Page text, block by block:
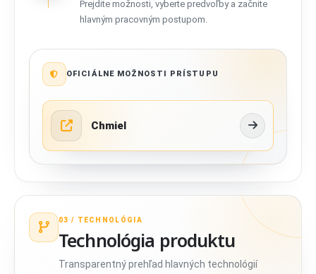
Prejdite možnosti, vyberte predvoľby a začnite
hlavným pracovným postupom.
OFICIÁLNE MOŽNOSTI PRÍSTUPU
Chmiel
03 / TECHNOLÓGIA
Technológia produktu
Transparentný prehľad hlavných technológií